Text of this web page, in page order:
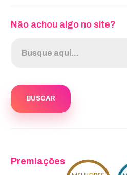
Não achou algo no site?
Premiações